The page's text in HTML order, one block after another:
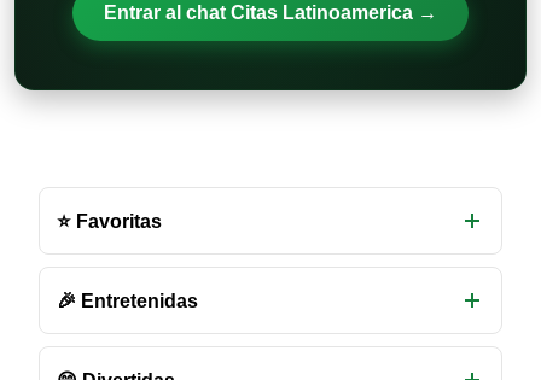
Entrar al chat Citas Latinoamerica →
de
chat
disponibles
⭐ Favoritas
🎉 Entretenidas